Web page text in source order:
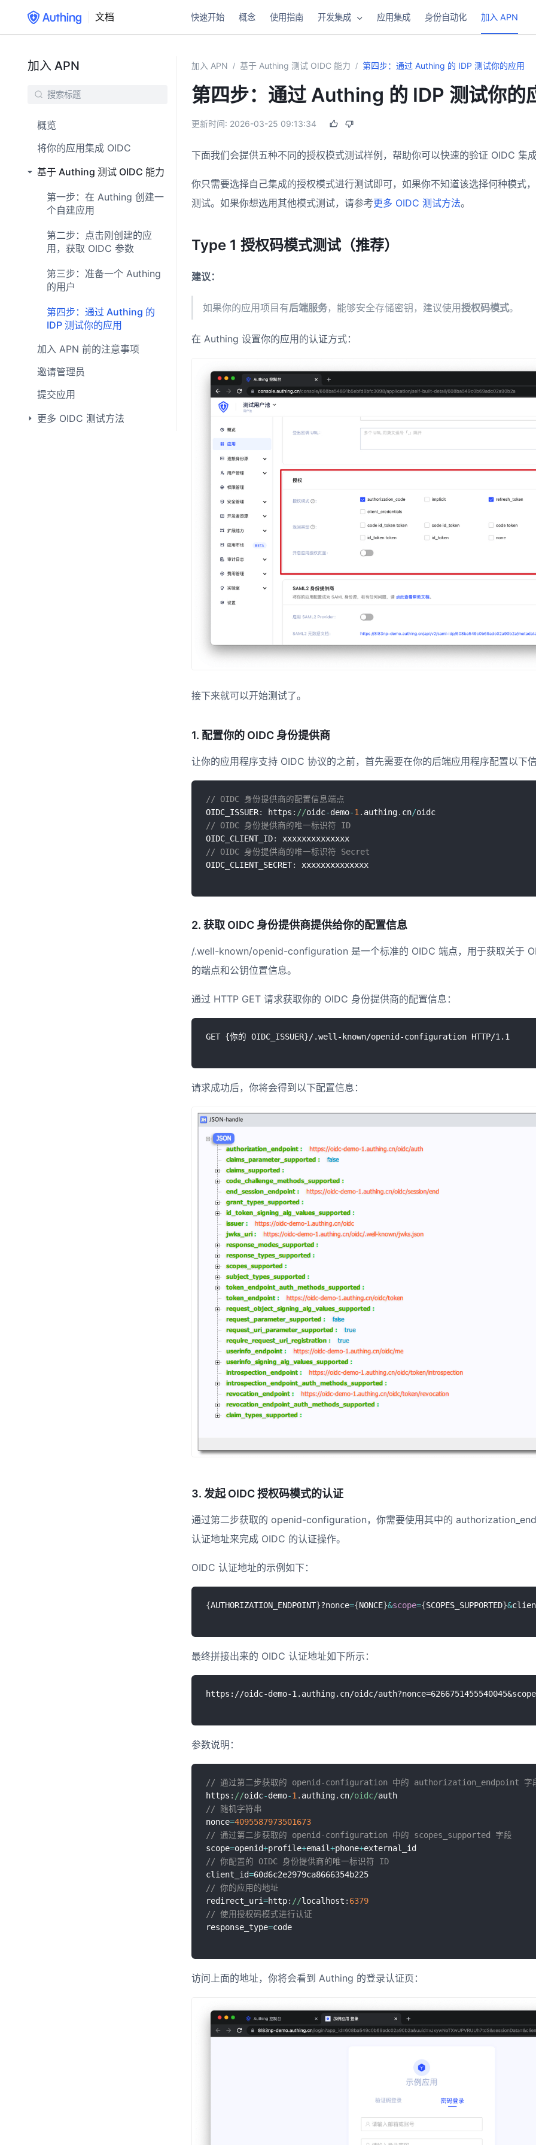
文档 快速开始 概念 使用指南 开发集成 应用集成 身份自动化 加入 APN
加入 APN
概览
将你的应用集成 OIDC
基于 Authing 测试 OIDC 能力
第一步：在 Authing 创建一
个自建应用
第二步：点击刚创建的应
用，获取 OIDC 参数
第三步：准备一个 Authing
的用户
第四步：通过 Authing 的
IDP 测试你的应用
加入 APN 前的注意事项
邀请管理员
提交应用
更多 OIDC 测试方法
加入 APN / 基于 Authing 测试 OIDC 能力 / 第四步：通过 Authing 的 IDP 测试你的应用
第四步：通过 Authing 的 IDP 测试你的
更新时间: 2026-03-25 09:13:34
下面我们会提供五种不同的授权模式测试样例，帮助你可以快速的验证 OIDC 集
你只需要选择自己集成的授权模式进行测试即可，如果你不知道该选择何种模式
测试。如果你想选用其他模式测试，请参考更多 OIDC 测试方法。
Type 1 授权码模式测试（推荐）
建议：
如果你的应用项目有后端服务，能够安全存储密钥，建议使用授权码模式。
在 Authing 设置你的应用的认证方式：
接下来就可以开始测试了。
1. 配置你的 OIDC 身份提供商
让你的应用程序支持 OIDC 协议的之前，首先需要在你的后端应用程序配置以下
// OIDC 身份提供商的配置信息端点
OIDC_ISSUER: https : //oidc-demo-1 . authing. cn/
// OIDC 身份提供商的唯一标识符 ID
OIDC_CLIENT_ID:
// OIDC 身份提供商的唯一标识符 Secret
OIDC_CLIENT_SECRET:
2. 获取 OIDC 身份提供商提供给你的配置信息
/.well-known/openid-configuration 是一个标准的 OIDC 端点，用于获取关于
的端点和公钥位置信息。
通过 HTTP GET 请求获取你的 OIDC 身份提供商的配置信息：
请求成功后，你将会得到以下配置信息：
3. 发起 OIDC 授权码模式的认证
通过第二步获取的 openid-configuration，你需要使用其中的
认证地址来完成 OIDC 的认证操作。
OIDC 认证地址的示例如下：
{AUTHORIZATION_ENDPOINT}?nonce={NONCE}&scope={SCOPES_SUPPORTED}&
最终拼接出来的 OIDC 认证地址如下所示：
参数说明：
// 通过第二步获取的 openid-configuration 中的 authorization_endpoint 字
https : //oidc-demo-1 . authing. cn/oidc/
// 随机字符串
nonce=4095587973501673
// 通过第二步获取的 openid-configuration 中的 scopes_supported 字段
scope=openid+profile+email+phone+
// 你配置的 OIDC 身份提供商的唯一标识符 ID
client_id=
// 你的应用的地址
redirect_uri=http: //localhost : 6379
// 使用授权码模式进行认证
response_type=
访问上面的地址，你将会看到 Authing 的登录认证页：